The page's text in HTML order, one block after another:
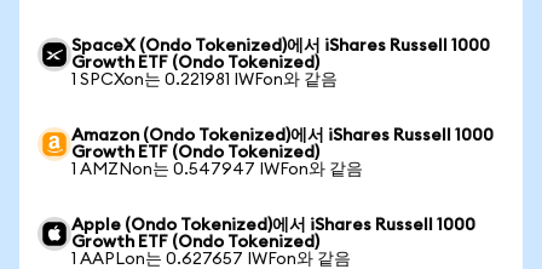
SpaceX (Ondo Tokenized)에서 iShares Russell 1000
Growth ETF (Ondo Tokenized)
1 SPCXon는 0.221981 IWFon와 같음
Amazon (Ondo Tokenized)에서 iShares Russell 1000
Growth ETF (Ondo Tokenized)
1 AMZNon는 0.547947 IWFon와 같음
Apple (Ondo Tokenized)에서 iShares Russell 1000
Growth ETF (Ondo Tokenized)
1 AAPLon는 0.627657 IWFon와 같음